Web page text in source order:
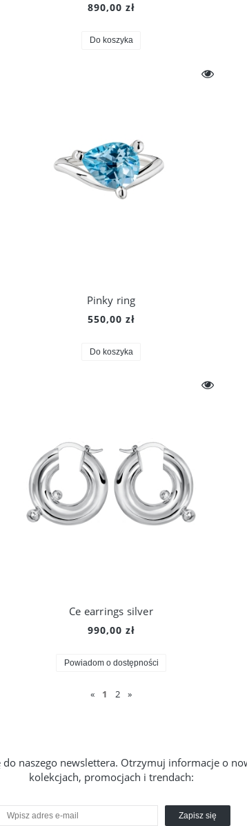
890,00 zł
Do koszyka
Pinky ring
550,00 zł
Do koszyka
Ce earrings silver
990,00 zł
Powiadom o dostępności
« 1 2 »
do naszego newslettera. Otrzymuj informacje o
kolekcjach, promocjach i trendach:
Zapisz się